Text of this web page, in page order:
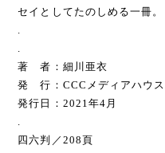
セイとしてたのしめる一冊。
著 者：細川亜衣
発 行：CCCメディアハウス
発行日：2021年4月
四六判／208頁